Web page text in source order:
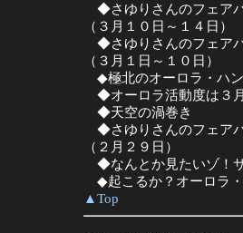
◆さゆりさんのフェア
（３月１０日～１４日）
◆さゆりさんのフェア
（３月１日～１０日）
◆極北のオーロラ・ハ
◆オーロラ活動度は３
◆天空の渦巻き
◆さゆりさんのフェア
（２月２９日）
◆なんとか見たいゾ！
◆起こるか？オーロラ
▲Top